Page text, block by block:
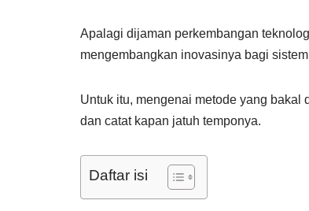
Apalagi dijaman perkembangan
mengembangkan inovasinya bagi
Untuk itu, mengenai metode yang
dan catat kapan jatuh temponya.
Daftar isi